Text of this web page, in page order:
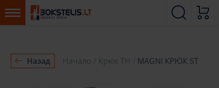
Назад Начало Крюк ТН MAGNI КРЮК 5Т